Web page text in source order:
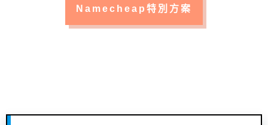
Namecheap特別方案